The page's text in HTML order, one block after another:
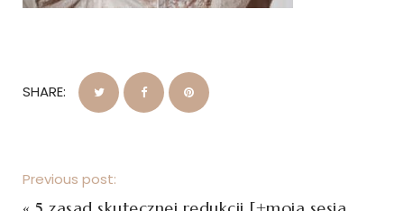
SHARE:
Previous post: